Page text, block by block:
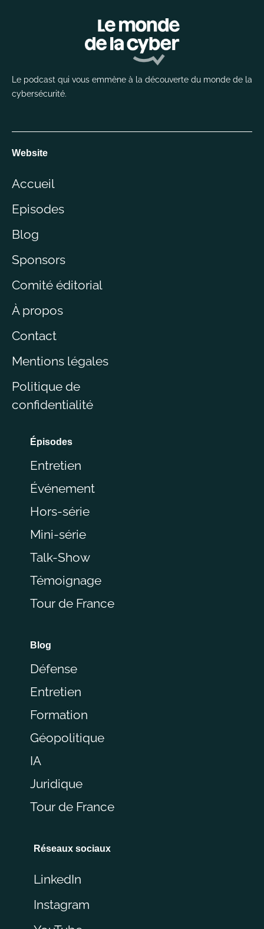
Le podcast qui vous emmène à la découverte du monde de la
cybersécurité.
Website
Accueil
Episodes
Blog
Sponsors
Comité éditorial
À propos
Contact
Mentions légales
Politique de
confidentialité
Épisodes
Entretien
Événement
Hors-série
Mini-série
Talk-Show
Témoignage
Tour de France
Blog
Défense
Entretien
Formation
Géopolitique
IA
Juridique
Tour de France
Réseaux sociaux
LinkedIn
Instagram